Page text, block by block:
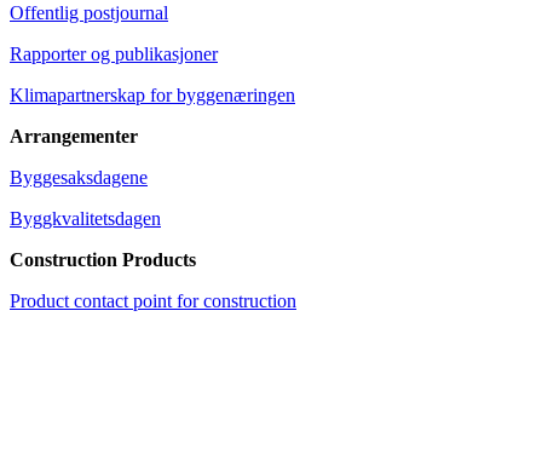
Offentlig postjournal
Rapporter og publikasjoner
Klimapartnerskap for byggenæringen
Arrangementer
Byggesaksdagene
Byggkvalitetsdagen
Construction Products
Product contact point for construction